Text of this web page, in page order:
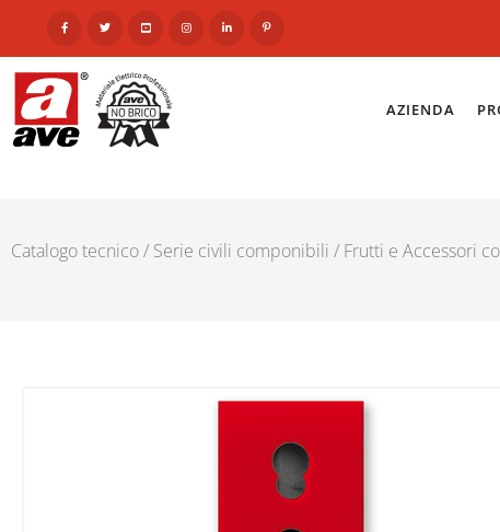
AZIENDA
Catalogo tecnico/ Serie civili componibili / Frutti e Accessori